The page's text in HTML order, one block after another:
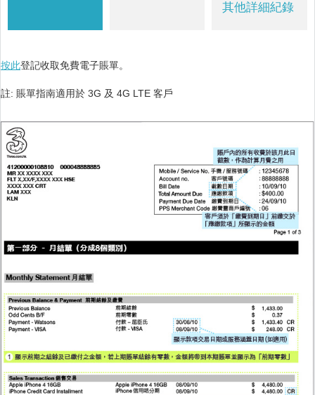
其他詳細紀錄
按此登記收取免費電子賬單。
註: 賬單指南適用於 3G 及 4G LTE 客戶